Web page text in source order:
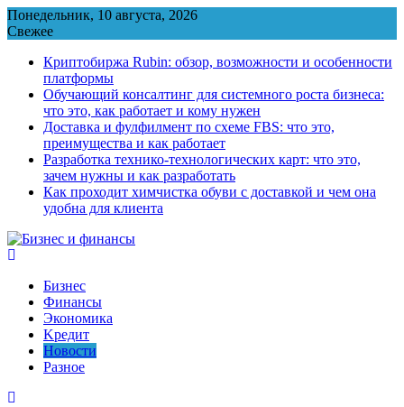
Перейти
к
Понедельник, 10 августа, 2026
Свежее
Криптобиржа Rubin: обзор, возможности и особенности
платформы
Обучающий консалтинг для системного роста бизнеса:
что это, как работает и кому нужен
Доставка и фулфилмент по схеме FBS: что это,
преимущества и как работает
Разработка технико-технологических карт: что это,
зачем нужны и как разработать
Как проходит химчистка обуви с доставкой и чем она
удобна для клиента
Бизнес
Финансы
Экономика
Kредит
Новости
Разное